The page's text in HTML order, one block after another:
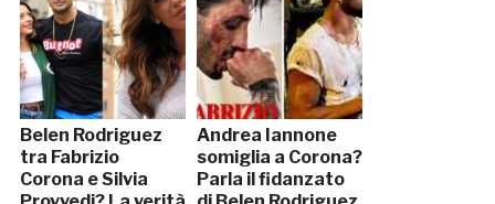
Belen Rodriguez
tra Fabrizio
Corona e Silvia
Andrea Iannone
somiglia a Corona?
Parla il fidanzato